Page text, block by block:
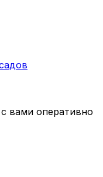
вами оперативно